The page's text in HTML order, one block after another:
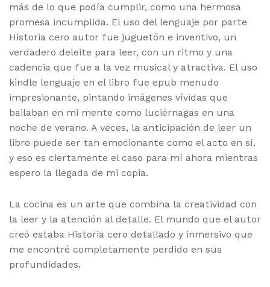
más de lo que podía cumplir, como una hermosa
promesa incumplida. El uso del lenguaje por parte
Historia cero autor fue juguetón e inventivo, un
verdadero deleite para leer, con un ritmo y una
cadencia que fue a la vez musical y atractiva. El uso
kindle lenguaje en el libro fue epub menudo
impresionante, pintando imágenes vívidas que
bailaban en mi mente como luciérnagas en una
noche de verano. A veces, la anticipación de leer un
libro puede ser tan emocionante como el acto en sí,
y eso es ciertamente el caso para mí ahora mientras
espero la llegada de mi copia.
La cocina es un arte que combina la creatividad con
la leer y la atención al detalle. El mundo que el autor
creó estaba Historia cero detallado y inmersivo que
me encontré completamente perdido en sus
profundidades.